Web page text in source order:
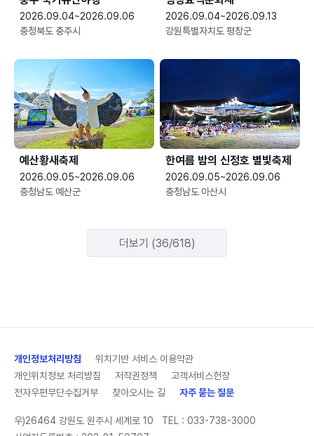
2026.09.04~2026.09.06
충청북도 충주시
2026.09.04~2026.09.13
강원특별자치도 평창군
예산황새축제
2026.09.05~2026.09.06
충청남도 예산군
한여름 밤의 신정호 별빛축제
2026.09.05~2026.09.06
충청남도 아산시
더보기 (36/618)
개인정보처리방침
위치기반 서비스 이용약관
개인위치정보 처리방침
저작권정책
고객서비스헌장
전자우편무단수집거부
찾아오시는 길 자주 묻는 질문
우)26464 강원도 원주시 세계로 10 TEL : 033-738-3000